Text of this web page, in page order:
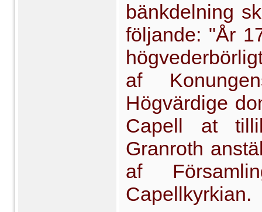
bänkdelning
följande: "År
af
Högvärdige
Capell at
Granroth
af
Capellkyrkian.